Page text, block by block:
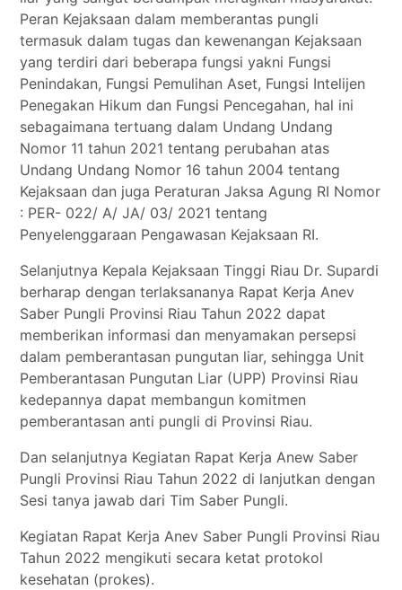
Peran Kejaksaan dalam memberantas pungli
termasuk dalam tugas dan kewenangan Kejaksaan
yang terdiri dari beberapa fungsi yakni Fungsi
Penindakan, Fungsi Pemulihan Aset, Fungsi Intelijen
Penegakan Hikum dan Fungsi Pencegahan, hal ini
sebagaimana tertuang dalam Undang Undang
Nomor 11 tahun 2021 tentang perubahan atas
Undang Undang Nomor 16 tahun 2004 tentang
Kejaksaan dan juga Peraturan Jaksa Agung RI Nomor
: PER- 022/ A/ JA/ 03/ 2021 tentang
Penyelenggaraan Pengawasan Kejaksaan RI.
Selanjutnya Kepala Kejaksaan Tinggi Riau Dr. Supardi
berharap dengan terlaksananya Rapat Kerja Anev
Saber Pungli Provinsi Riau Tahun 2022 dapat
memberikan informasi dan menyamakan persepsi
dalam pemberantasan pungutan liar, sehingga Unit
Pemberantasan Pungutan Liar (UPP) Provinsi Riau
kedepannya dapat membangun komitmen
pemberantasan anti pungli di Provinsi Riau.
Dan selanjutnya Kegiatan Rapat Kerja Anew Saber
Pungli Provinsi Riau Tahun 2022 di lanjutkan dengan
Sesi tanya jawab dari Tim Saber Pungli.
Kegiatan Rapat Kerja Anev Saber Pungli Provinsi Riau
Tahun 2022 mengikuti secara ketat protokol
kesehatan (prokes).